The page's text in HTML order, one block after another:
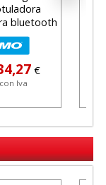
bluetooth
€
Iva